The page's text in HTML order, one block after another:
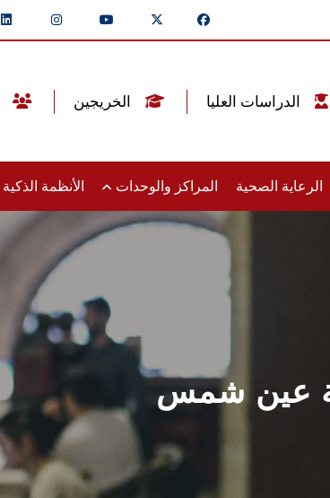
الرعاية الصحية المراكز والوحدات الأنظمة الذكية
عين شمس